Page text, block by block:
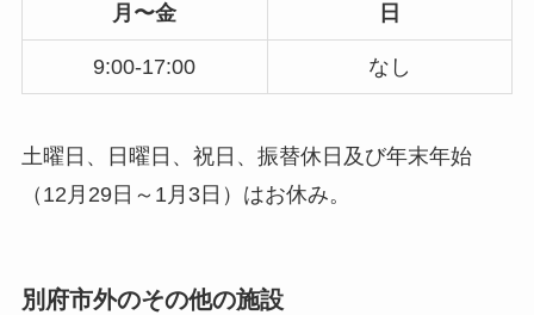
月〜金 日
9:00-17:00 なし
土曜日、日曜日、祝日、振替休日及び年末年始
（12月29日～1月3日）はお休み。
別府市外のその他の施設